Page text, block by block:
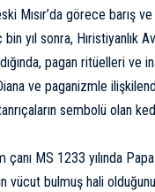
Mısır’da görece barış
yıl sonra, Hıristiyanlık
pagan ritüelleri ve
ve paganizmle
sembolü olan
çanı MS 1233 yılında
vücut bulmuş hali